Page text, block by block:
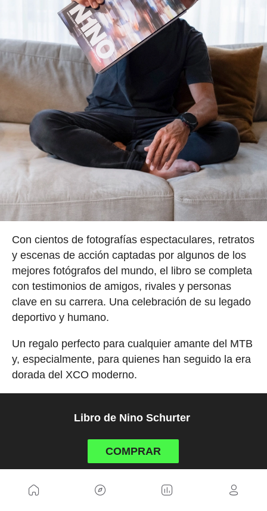
Con cientos de fotografías espectaculares, retratos
y escenas de acción captadas por algunos de los
mejores fotógrafos del mundo, el libro se completa
con testimonios de amigos, rivales y personas
clave en su carrera. Una celebración de su legado
deportivo y humano.
Un regalo perfecto para cualquier amante del MTB
y, especialmente, para quienes han seguido la era
dorada del XCO moderno.
Libro de Nino Schurter
COMPRAR
10. Cubrezapatillas